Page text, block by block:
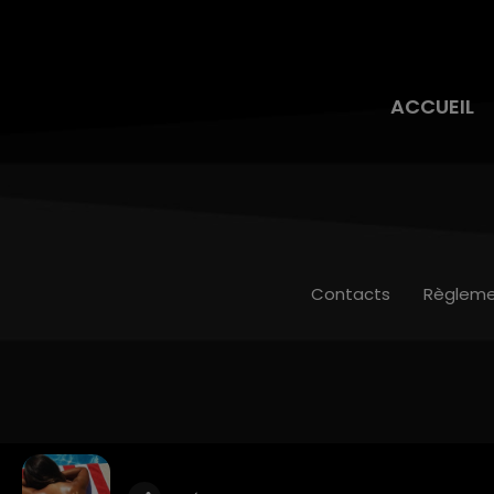
ACCUEIL
Contacts